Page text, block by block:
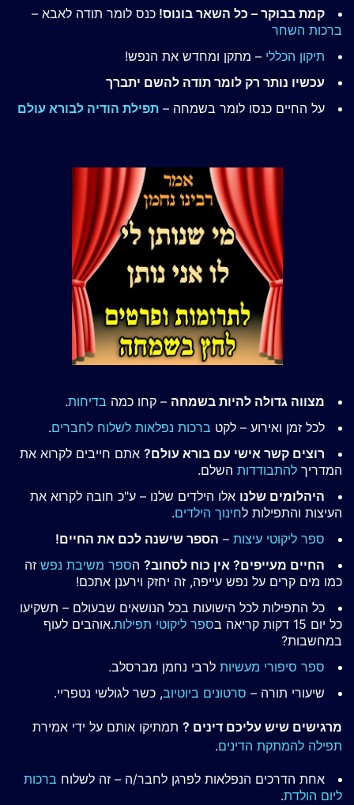
קמת בבוקר – כל השאר בונוס! כנס לומר תודה לאבא –
ברכות השחר
תיקון הכללי – מתקן ומחדש את הנפש!
עכשיו נותר רק לומר תודה להשם יתברך
על החיים כנסו לומר בשמחה – תפילת הודיה לבורא עולם
מצווה גדולה להיות בשמחה – קחו כמה בדיחות.
לכל זמן ואירוע – לקט ברכות נפלאות לשלוח לחברים.
רוצים קשר אישי עם בורא עולם? אתם חייבים לקרוא את
המדריך להתבודדות השלם.
היהלומים שלנו אלו הילדים שלנו – ע"כ חובה לקרוא את
העיצות והתפילות לחינוך הילדים.
ספר ליקוטי עיצות – הספר שישנה לכם את החיים!
החיים מעייפים? אין כוח לסחוב? הספר משיבת נפש זה
כמו מים קרים על נפש עייפה, זה יחזק וירענן אתכם!
כל התפילות לכל הישועות בכל הנושאים שבעולם – תשקיעו
כל יום 15 דקות קריאה ב
ספר ליקוטי תפילות.אוהבים לעוף
במחשבות?
ספר סיפורי מעשיות לרבי נחמן מברסלב.
שיעורי תורה – סרטונים ביוטיוב, כשר לגולשי נטפריי.
מרגישים שיש עליכם דינים ? תמתיקו אותם על ידי אמירת
תפילה להמתקת הדינים.
אחת הדרכים הנפלאות לפרגן לחבר/ה – זה לשלוח ברכות
ליום הולדת.